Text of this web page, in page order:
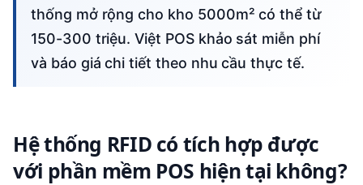
thống mở rộng cho kho 5000m² có thể từ
150-300 triệu. Việt POS khảo sát miễn phí
và báo giá chi tiết theo nhu cầu thực tế.
Hệ thống RFID có tích hợp được
với phần mềm POS hiện tại không?